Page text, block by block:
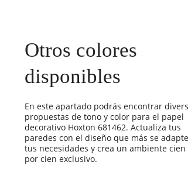
Otros colores
disponibles
En este apartado podrás encontrar
propuestas de tono y color para el papel
decorativo Hoxton 681462. Actualiza tus
paredes con el diseño que más se
tus necesidades y crea un ambiente cien
por cien exclusivo.